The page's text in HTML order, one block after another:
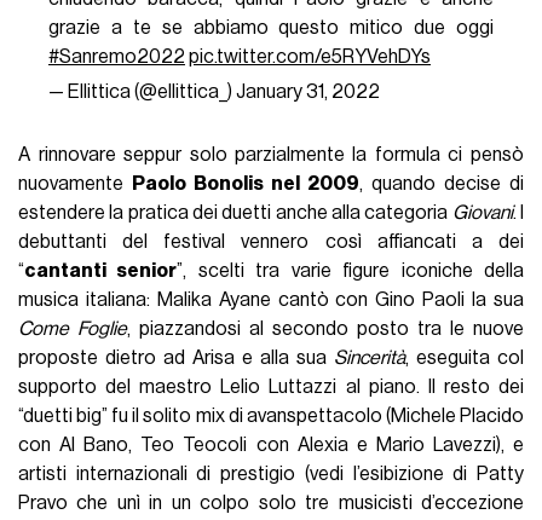
grazie a te se abbiamo questo mitico due oggi
#Sanremo2022 pic.twitter.com/e5RYVehDYs
— Ellittica (@ellittica_) January 31, 2022
A rinnovare seppur solo parzialmente la formula ci pensò
nuovamente
Paolo Bonolis nel 2009, quando decise di
estendere la pratica dei duetti anche alla categoria Giovani. I
debuttanti del festival vennero così affiancati a dei
“cantanti senior”, scelti tra varie figure iconiche della
musica italiana: Malika Ayane cantò con Gino Paoli la sua
Come Foglie, piazzandosi al secondo posto tra le nuove
proposte dietro ad Arisa e alla sua Sincerità, eseguita col
supporto del maestro Lelio Luttazzi al piano. Il resto dei
“duetti big” fu il solito mix di avanspettacolo (Michele Placido
con Al Bano, Teo Teocoli con Alexia e Mario Lavezzi), e
artisti internazionali di prestigio (vedi l’esibizione di Patty
Pravo che unì in un colpo solo tre musicisti d’eccezione